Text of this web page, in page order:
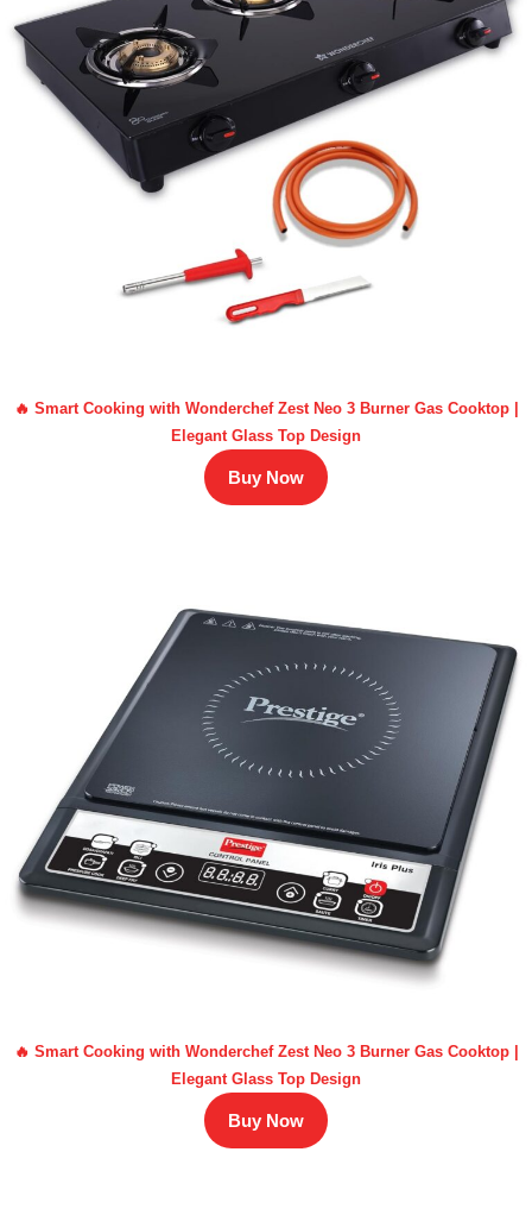
🔥 Smart Cooking with Wonderchef Zest Neo 3 Burner Gas Cooktop |
Elegant Glass Top Design
Buy Now
🔥 Smart Cooking with Wonderchef Zest Neo 3 Burner Gas Cooktop |
Elegant Glass Top Design
Buy Now